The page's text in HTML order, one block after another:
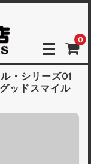
0
・シリーズ01
ッドスマイル